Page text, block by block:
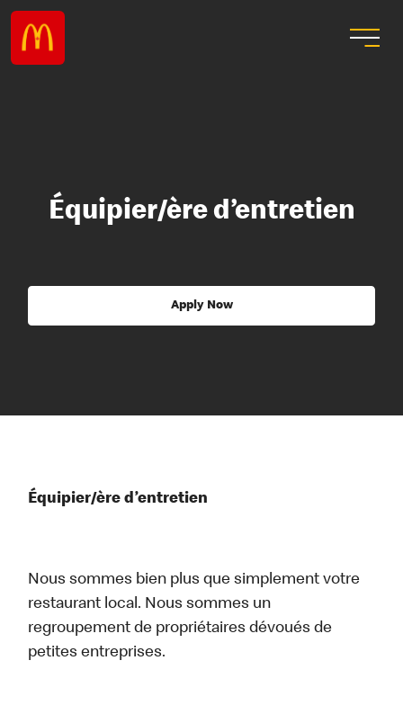
Équipier/ère d’entretien
Apply Now
Équipier/ère d’entretien
Nous sommes bien plus que simplement votre
restaurant local. Nous sommes un
regroupement de propriétaires dévoués de
petites entreprises.